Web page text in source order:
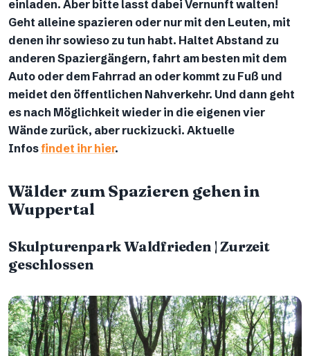
einladen. Aber bitte lasst dabei Vernunft walten!
Geht alleine spazieren oder nur mit den Leuten, mit
denen ihr sowieso zu tun habt. Haltet Abstand zu
anderen Spaziergängern, fahrt am besten mit dem
Auto oder dem Fahrrad an oder kommt zu Fuß und
meidet den öffentlichen Nahverkehr. Und dann geht
es nach Möglichkeit wieder in die eigenen vier
Wände zurück, aber ruckizucki. Aktuelle
Infosfindet ihr hier.
Wälder zum Spazieren gehen in
Wuppertal
Skulpturenpark Waldfrieden | Zurzeit
geschlossen